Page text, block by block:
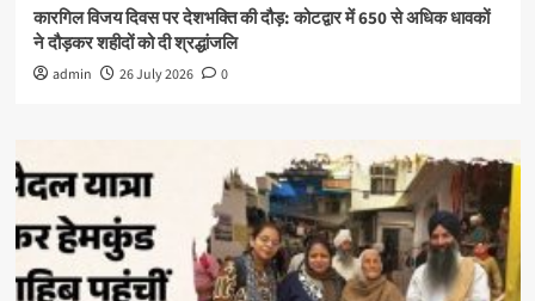
कारगिल विजय दिवस पर देशभक्ति की दौड़: कोटद्वार में 650 से अधिक धावकों
ने दौड़कर शहीदों को दी श्रद्धांजलि
admin 26 July 2026 0